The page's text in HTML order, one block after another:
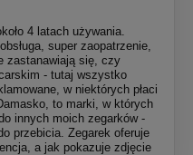
4 latach używania.
super zaopatrzenie,
zastanawiają się, czy
- tutaj wszystko
w niektórych płaci
to marki, w których
innych moich zegarków -
przebicia. Zegarek oferuje
a jak pokazuje zdjęcie